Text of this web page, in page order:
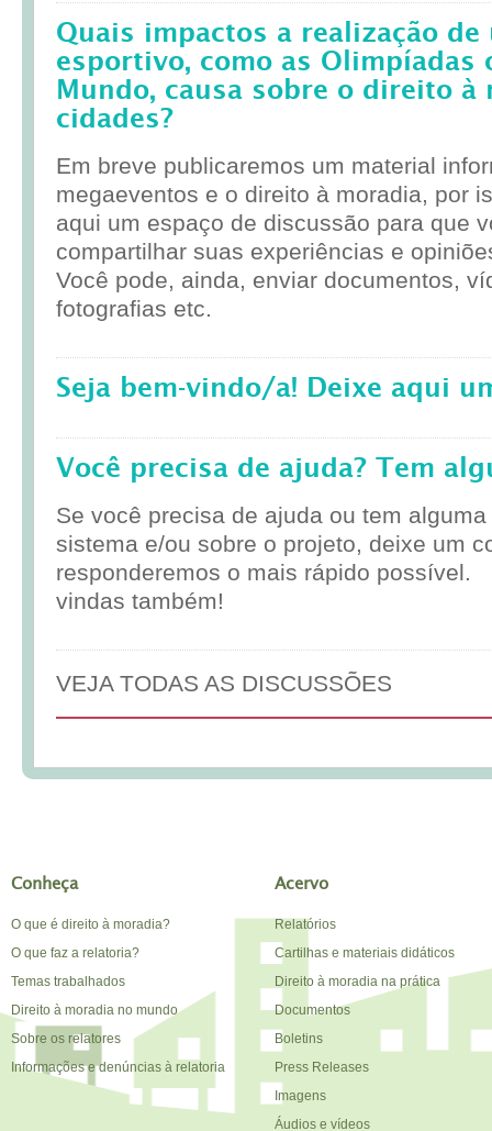
Quais impactos a realização de
esportivo, como as Olimpíadas
Mundo, causa sobre o direito à
cidades?
Em breve publicaremos um material
megaeventos e o direito à moradia, por
aqui um espaço de discussão para que
compartilhar suas experiências e
Você pode, ainda, enviar documentos,
fotografias etc.
Seja bem-vindo/a! Deixe aqui
Você precisa de ajuda? Tem
Se você precisa de ajuda ou tem
sistema e/ou sobre o projeto, deixe um
responderemos o mais rápido possível.
vindas também!
VEJA TODAS AS DISCUSSÕES
Conheça
O que é direito à moradia?
O que faz a relatoria?
Temas trabalhados
Direito à moradia no mundo
Sobre os relatores
Informações e denúncias à relatoria
Acervo
Relatórios
Cartilhas e materiais didáticos
Direito à moradia na prática
Documentos
Boletins
Press Releases
Imagens
Áudios e vídeos